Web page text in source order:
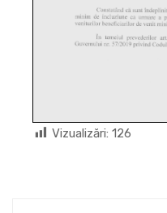
Vizualizări: 126